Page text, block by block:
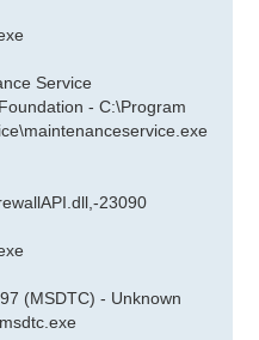
Service
- C:\Program
23090
(MSDTC) - Unknown